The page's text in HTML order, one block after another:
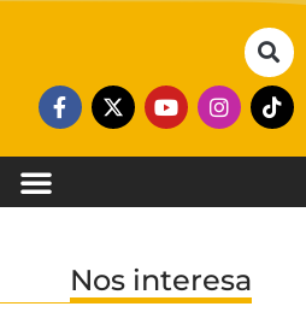
Nos interesa